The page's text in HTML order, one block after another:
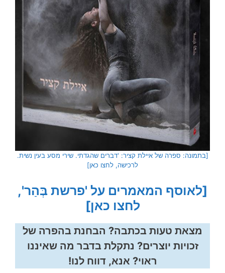
[בתמונה: ספרה של איילת קציר: 'דברים שהגדתי. שירי מסע בעין נשית.
לרכישה, לחצו כאן]
[לאוסף המאמרים על 'פרשת בְּהַר',
לחצו כאן]
מצאת טעות בכתבה? הבחנת בהפרה של
זכויות יוצרים? נתקלת בדבר מה שאיננו
ראוי? אנא, דווח לנו!